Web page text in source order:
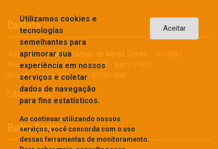
Contato
Junta Comercial do Estado de Minas Gerais - JUCEMG
Avenida Augusto de Lima, 1942 - Barro Preto
Belo Horizonte, MG - CEP 30190-008
Fale Conosco
Redes Sociais
Utilizamos cookies e
tecnologias
semelhantes para
aprimorar sua
experiência em nossos
serviços e coletar
dados de navegação
para fins estatísticos.
Ao continuar utilizando nossos
serviços, você concorda com o uso
dessas ferramentas de monitoramento.
Aceitar